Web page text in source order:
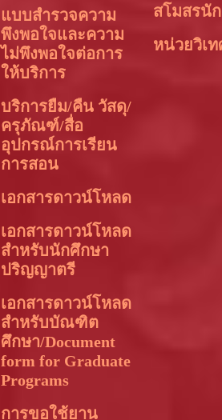
แบบสำรวจความ
พึงพอใจและความ
ไม่พึงพอใจต่อการ
ให้บริการ
บริการยืม/คืน วัสดุ/
ครุภัณฑ์/สื่อ
อุปกรณ์การเรียน
การสอน
เอกสารดาวน์โหลด
เอกสารดาวน์โหลด
สำหรับนักศึกษา
ปริญญาตรี
เอกสารดาวน์โหลด
สำหรับบัณฑิต
ศึกษา/Document
form for Graduate
Programs
การขอใช้ยาน
สโมสรนั
หน่วยวิเ